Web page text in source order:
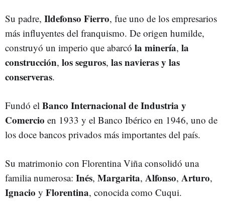
Su padre, Ildefonso Fierro, fue uno de los empresarios
más influyentes del franquismo. De origen humilde,
construyó un imperio que abarcó la minería, la
construcción, los seguros, las navieras y las
conserveras.
Fundó el Banco Internacional de Industria y
Comercio en 1933 y el Banco Ibérico en 1946, uno de
los doce bancos privados más importantes del país.
Su matrimonio con Florentina Viña consolidó una
familia numerosa: Inés, Margarita, Alfonso, Arturo,
Ignacio y Florentina, conocida como Cuqui.